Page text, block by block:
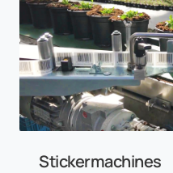
Stickermachines